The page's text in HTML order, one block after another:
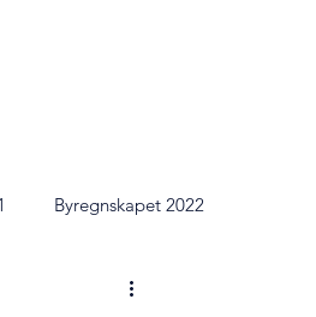
Byregnskapet 2022